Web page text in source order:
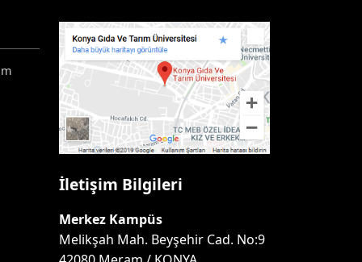
İletişim Bilgileri
Merkez Kampüs
Melikşah Mah. Beyşehir Cad. No:9